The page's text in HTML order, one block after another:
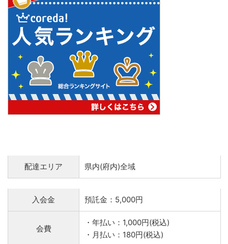
配達エリア 県内(府内)全域
入会金 預託金：5,000円
会費
・年払い：1,000円(税込)
・月払い：180円(税込)